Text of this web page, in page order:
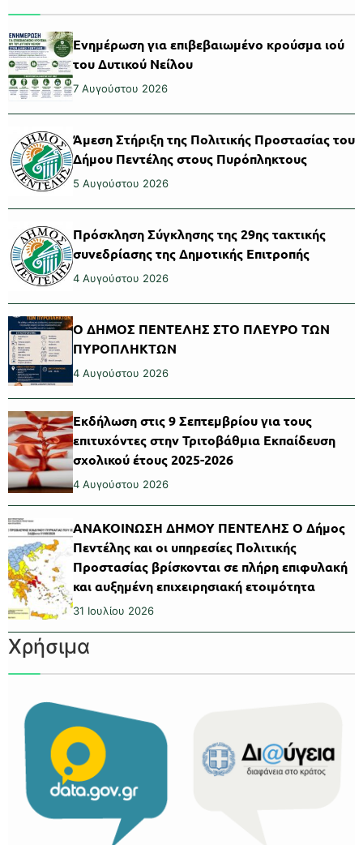
Ενημέρωση για επιβεβαιωμένο κρούσμα ιού
του Δυτικού Νείλου
7 Αυγούστου 2026
Άμεση Στήριξη της Πολιτικής Προστασίας του
Δήμου Πεντέλης στους Πυρόπληκτους
5 Αυγούστου 2026
Πρόσκληση Σύγκλησης της 29ης τακτικής
συνεδρίασης της Δημοτικής Επιτροπής
4 Αυγούστου 2026
Ο ΔΗΜΟΣ ΠΕΝΤΕΛΗΣ ΣΤΟ ΠΛΕΥΡΟ ΤΩΝ
ΠΥΡΟΠΛΗΚΤΩΝ
4 Αυγούστου 2026
Εκδήλωση στις 9 Σεπτεμβρίου για τους
επιτυχόντες στην Τριτοβάθμια Εκπαίδευση
σχολικού έτους 2025-2026
4 Αυγούστου 2026
ΑΝΑΚΟΙΝΩΣΗ ΔΗΜΟΥ ΠΕΝΤΕΛΗΣ Ο Δήμος
Πεντέλης και οι υπηρεσίες Πολιτικής
Προστασίας βρίσκονται σε πλήρη επιφυλακή
και αυξημένη επιχειρησιακή ετοιμότητα
31 Ιουλίου 2026
Χρήσιμα